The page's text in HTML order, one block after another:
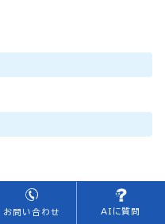
お問い合わせ AIに質問